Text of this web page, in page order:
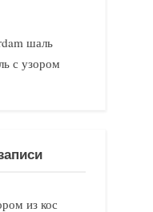
шаль
с узором
из кос